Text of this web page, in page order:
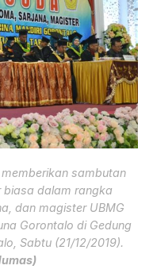
sambutan
dalam rangka
dan magister UBMG
Gorontalo di Gedung
Sabtu (21/12/2019).